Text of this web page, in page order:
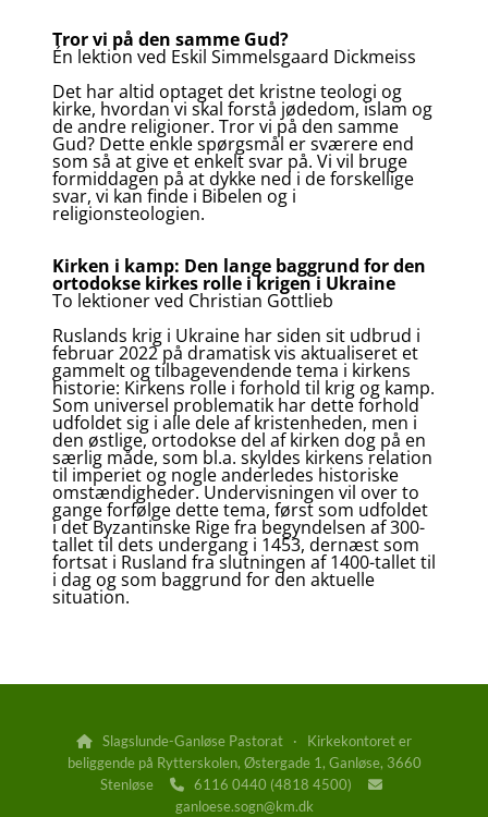
Tror vi på den samme Gud?
Én lektion ved Eskil Simmelsgaard Dickmeiss
Det har altid optaget det kristne teologi og
kirke, hvordan vi skal forstå jødedom, islam og
de andre religioner. Tror vi på den samme
Gud? Dette enkle spørgsmål er sværere end
som så at give et enkelt svar på. Vi vil bruge
formiddagen på at dykke ned i de forskellige
svar, vi kan finde i Bibelen og i
religionsteologien.
Kirken i kamp: Den lange baggrund for den
ortodokse kirkes rolle i krigen i Ukraine
To lektioner ved Christian Gottlieb
Ruslands krig i Ukraine har siden sit udbrud i
februar 2022 på dramatisk vis aktualiseret et
gammelt og tilbagevendende tema i kirkens
historie: Kirkens rolle i forhold til krig og kamp.
Som universel problematik har dette forhold
udfoldet sig i alle dele af kristenheden, men i
den østlige, ortodokse del af kirken dog på en
særlig måde, som bl.a. skyldes kirkens relation
til imperiet og nogle anderledes historiske
omstændigheder. Undervisningen vil over to
gange forfølge dette tema, først som udfoldet
i det Byzantinske Rige fra begyndelsen af 300-
tallet til dets undergang i 1453, dernæst som
fortsat i Rusland fra slutningen af 1400-tallet til
i dag og som baggrund for den aktuelle
situation.

Slagslunde-Ganløse Pastorat · Kirkekontoret er
beliggende på Rytterskolen, Østergade 1, Ganløse, 3660
Stenløse
6116 0440 (4818 4500) 
ganloese.sogn@km.dk